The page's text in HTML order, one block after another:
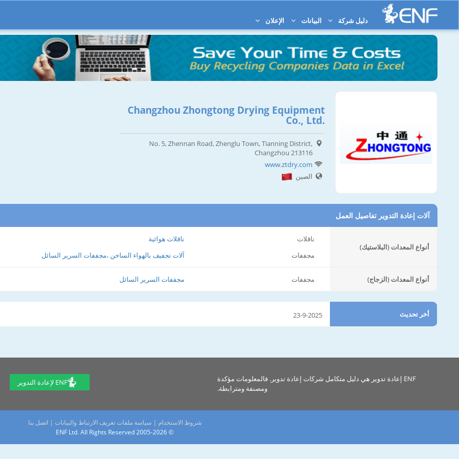
دليل شركة البيانات الإعلان
Changzhou Zhongtong Drying Equipment
Co., Ltd.
No. 5, Zhennan Road, Zhenglu Town, Tianning District,
Changzhou 213116
www.ztdry.com
الصين
آلات إعادة التدوير تفاصيل العمل
أنواع المعدات (البلاستيك)
ناقلات
ناقلات هوائية
مجففات
آلات تجفيف بالهواء الساخن ،مجففات السرير السائل
أنواع المعدات (الزجاج) مجففات مجففات السرير السائل
أخر تحديث 23-9-2025
ENF إعادة تدوير هي دليل متكامل شركات إعادة تدوير. فالمعلومات مؤكدة
ومصنفة ومترابطة.
ENF لإعادة التدوير
شروط الاستخدام | سياسة ملفات تعريف الارتباط والبيانات |اتصل بنا
© 2005-2026 ENF Ltd. All Rights Reserved